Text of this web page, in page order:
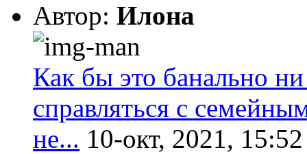
Автор: Илона
Как бы это банально
справляться с
не... 10-окт, 2021, 15:52